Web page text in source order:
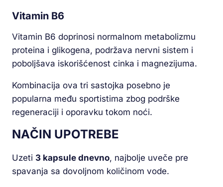
Vitamin B6
Vitamin B6 doprinosi normalnom metabolizmu
proteina i glikogena, podržava nervni sistem i
poboljšava iskorišćenost cinka i magnezijuma.
Kombinacija ova tri sastojka posebno je
popularna među sportistima zbog podrške
regeneraciji i oporavku tokom noći.
NAČIN UPOTREBE
Uzeti 3 kapsule dnevno, najbolje uveče pre
spavanja sa dovoljnom količinom vode.